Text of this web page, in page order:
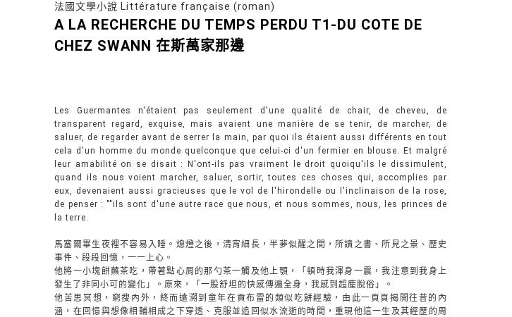
法國文學小說 Littérature française (roman)
A LA RECHERCHE DU TEMPS PERDU T1-DU COTE DE
CHEZ SWANN 在斯萬家那邊
Les Guermantes n'étaient pas seulement d'une qualité de chair, de cheveu, de
transparent regard, exquise, mais avaient une manière de se tenir, de marcher, de
saluer, de regarder avant de serrer la main, par quoi ils étaient aussi différents en tout
cela d'un homme du monde quelconque que celui-ci d'un fermier en blouse. Et malgré
leur amabilité on se disait : N'ont-ils pas vraiment le droit quoiqu'ils le dissimulent,
quand ils nous voient marcher, saluer, sortir, toutes ces choses qui, accomplies par
eux, devenaient aussi gracieuses que le vol de l'hirondelle ou l'inclinaison de la rose,
de penser : ""ils sont d'une autre race que nous, et nous sommes, nous, les princes de
la terre.
馬塞爾畢生夜裡不容易入睡。熄燈之後，清宵細長，半夢似醒之間，所讀之書、所見之景、歷史
事件、段段回憶，一一上心。
他將一小塊餅蘸茶吃，帶著點心屑的那勺茶一觸及他上顎，「頓時我渾身一震，我注意到我身上
發生了非同小可的變化」。原來，「一股舒坦的快感傳遍全身，我感到超塵脫俗」。
他苦思冥想，窮搜內外，終而遠溯到童年在貢布雷的類似吃餅經驗，由此一頁頁揭開往昔的內
涵，在回憶與想像相輔相成之下穿透、克服並追回似水流逝的時間，重現他這一生及其經歷的周